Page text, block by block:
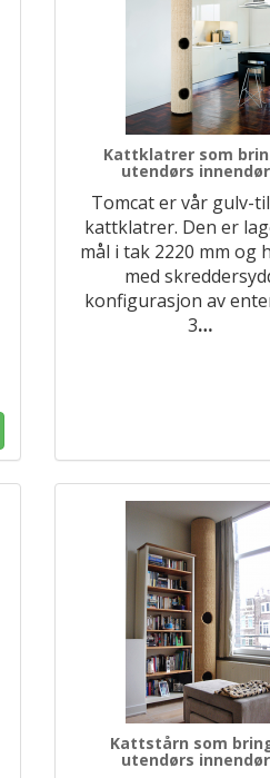
Kattklatrer som
utendørs
Tomcat er vår gulv-
kattklatrer. Den er
mål i tak 2220 mm og
med
konfigurasjon av
3…
Kattstårn som
utendørs